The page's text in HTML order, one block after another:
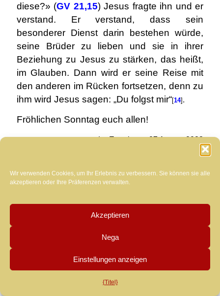
Wir verwenden Cookies, um Ihr Erlebnis zu verbessern. Sie können sie alle
akzeptieren oder Ihre Präferenzen verwalten.
Akzeptieren
Nega
Einstellungen anzeigen
{Titel}
diese?» (GV 21,15) Jesus fragte ihn und er
verstand. Er verstand, dass sein
besonderer Dienst darin bestehen würde,
seine Brüder zu lieben und sie in ihrer
Beziehung zu Jesus zu stärken, das heißt,
im Glauben. Dann wird er seine Reise mit
den anderen im Rücken fortsetzen, denn zu
ihm wird Jesus sagen: „Du folgst mir“[14].
Fröhlichen Sonntag euch allen!
aus der Eremitage, 27 August 2023
HINWEIS
religiöse Männer (51), zur Menge (20), an kranke